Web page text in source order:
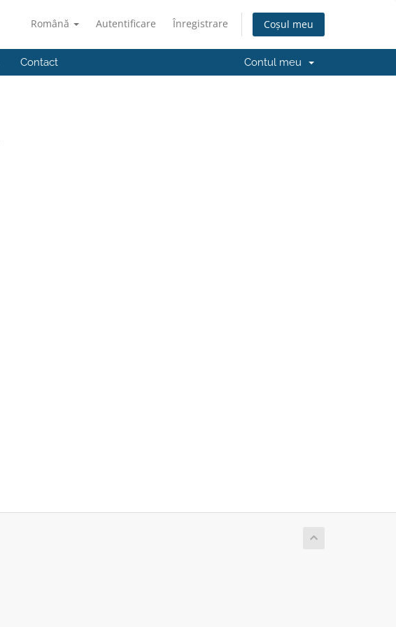
Română Autentificare Înregistrare Coșul meu
Contact Contul meu